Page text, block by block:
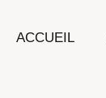
ACCUEIL